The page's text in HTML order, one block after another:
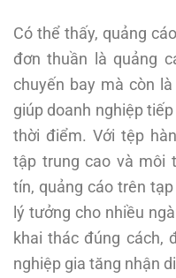
Có thể thấy, quảng
đơn thuần là quảng
chuyến bay mà còn
giúp doanh nghiệp
thời điểm. Với tệp
tập trung cao và môi
tín, quảng cáo trên
lý tưởng cho nhiều
khai thác đúng cách,
nghiệp gia tăng nhận